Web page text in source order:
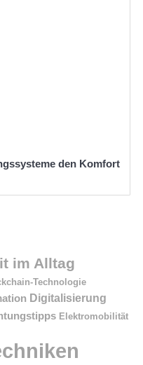
den Komfort
im Alltag
Technologie
Digitalisierung
Elektromobilität